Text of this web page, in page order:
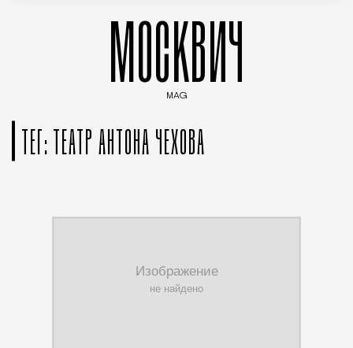
МОСКВИЧ
MAG
ТЕГ: ТЕАТР АНТОНА ЧЕХОВА